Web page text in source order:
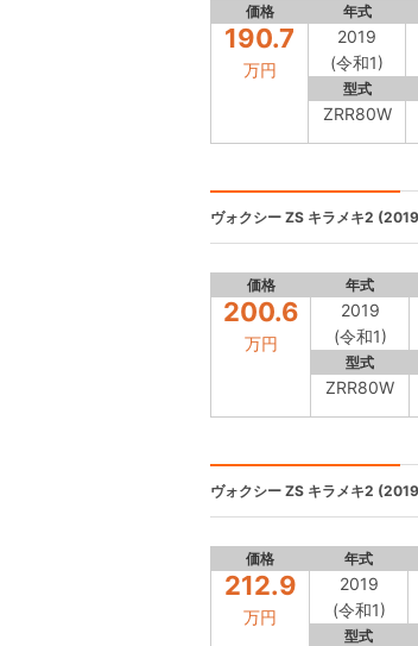
価格 年式
190.7
万円
2019
(令和1)
型式
ZRR80W
ヴォクシー ZS キラメキ2
価格 年式
200.6
万円
2019
(令和1)
型式
ZRR80W
ヴォクシー ZS キラメキ2
価格 年式
212.9
万円
2019
(令和1)
型式